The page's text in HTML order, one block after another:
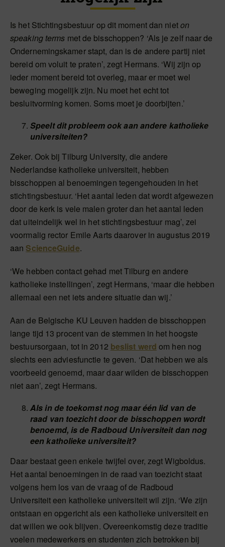
Is het Stichtingsbestuur op dit moment dan nieton
speaking terms met de bisschoppen? ‘Als je zelf naar de
Ondernemingskamer stapt, dan is de andere partij niet
bereid om voluit te praten’, zegt Hermans. ‘Wij zijn op
ieder moment bereid tot overleg, maar er moet wel
beweging mogelijk zijn. Nu moet het echt tot
besluitvorming komen. Soms moet je doorbijten.’
Speelt dit probleem ook aan andere katholieke
universiteiten?
Zeker. Ook bij Tilburg University, die andere
Nederlandse katholieke universiteit, hebben
bisschoppen al benoemingen tegengehouden in het
stichtingsbestuur. ‘Het aantal leden dat wordt afgewezen
door de kerk is vele malen groter dan het aantal leden
dat uiteindelijk wel in het stichtingsbestuur mag’, zei
voormalig rector Emile Aarts daarover in augustus 2019
aan ScienceGuide.
‘We hebben contact gehad met Tilburg en andere
katholieke instellingen’, zegt Hermans, ‘maar die hebben
allemaal een net iets andere situatie dan wij.’
Aan de Belgische KU Leuven hadden de bisschoppen
lange tijd 13 procent van de stemmen in het hoogste
bestuursorgaan, tot in 2012 beslist werd om hen nog
slechts een adviesfunctie te geven. ‘Dat hebben we als
voorbeeld genoemd, maar daar wilden de bisschoppen
niet aan’, zegt Hermans.
Als in de toekomst nog maar één lid van de
raad van toezicht door de bisschoppen wordt
benoemd, is de Radboud Universiteit dan nog
een katholieke universiteit?
Daar bestaat geen enkele twijfel over, zegt Wigboldus.
Het aantal benoemingen in de raad van toezicht staat
volgens hem los van de vraag of de Radboud
Universiteit een katholieke universiteit wil zijn. ‘We zijn
ontstaan en opgericht als een katholieke universiteit en
dat willen we ook blijven. Overeenkomstig deze traditie
voelen medewerkers en studenten zich betrokken bij